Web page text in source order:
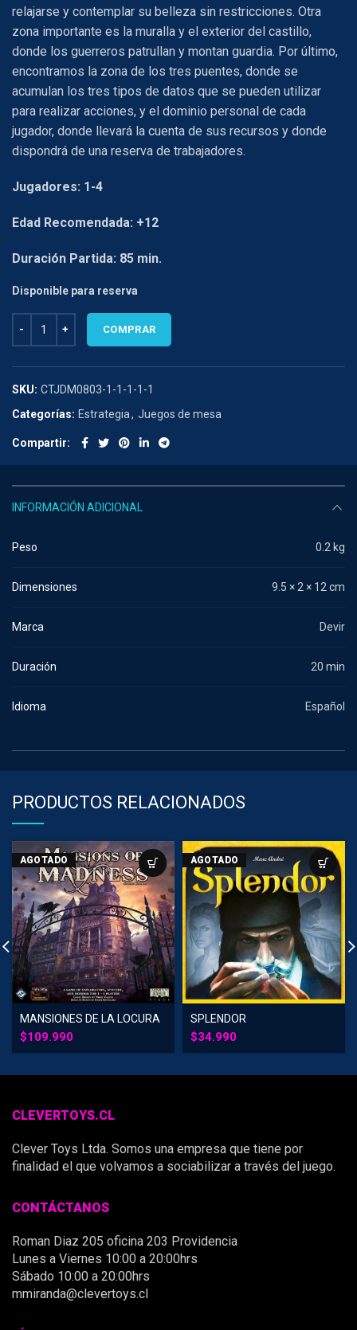
relajarse y contemplar su belleza sin restricciones. Otra
zona importante es la muralla y el exterior del castillo,
donde los guerreros patrullan y montan guardia. Por último,
encontramos la zona de los tres puentes, donde se
acumulan los tres tipos de datos que se pueden utilizar
para realizar acciones, y el dominio personal de cada
jugador, donde llevará la cuenta de sus recursos y donde
dispondrá de una reserva de trabajadores.
Jugadores: 1-4
Edad Recomendada: +12
Duración Partida: 85 min.
Disponible para reserva
COMPRAR
SKU: CTJDM0803-1-1-1-1-1
Categorías: Estrategia, Juegos de mesa
Compartir
INFORMACIÓN ADICIONAL
Peso 0.2 kg
Dimensiones 9.5 × 2 × 12 cm
Marca Devir
Duración 20 min
Idioma Español
PRODUCTOS RELACIONADOS
AGOTADO
MANSIONES DE LA LOCURA
2da ED
$109.990
AGOTADO
SPLENDOR
$34.990
CLEVERTOYS.CL
Clever Toys Ltda. Somos una empresa que tiene por
finalidad el que volvamos a sociabilizar a través del juego.
CONTÁCTANOS
Roman Diaz 205 oficina 203 Providencia
Lunes a Viernes 10:00 a 20:00hrs
Sábado 10:00 a 20:00hrs
mmiranda@clevertoys.cl